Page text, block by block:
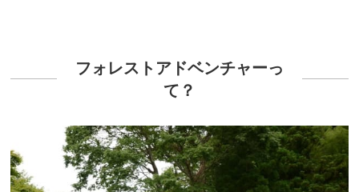
フォレストアドベンチャーっ
て？